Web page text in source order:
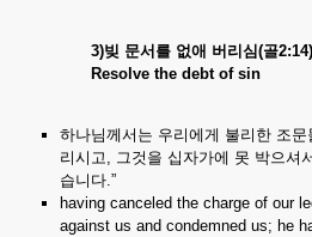
3)빚 문서를 없애 버리심(골2:14)
Resolve the debt of sin
하나님께서는 우리에게 불리한 조
리시고, 그것을 십자가에 못 박으셔
습니다.”
having canceled the charge of our
against us and condemned us; he